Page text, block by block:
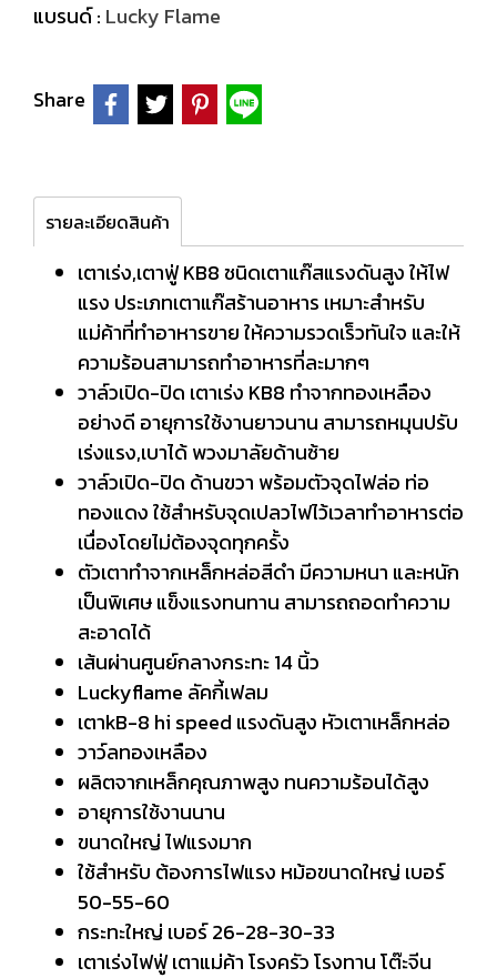
แบรนด์ : Lucky Flame
Share
รายละเอียดสินค้า
เตาเร่ง,เตาฟู่ KB8 ชนิดเตาแก๊สแรงดันสูง ให้ไฟ
แรง ประเภทเตาแก๊สร้านอาหาร เหมาะสำหรับ
แม่ค้าที่ทำอาหารขาย ให้ความรวดเร็วทันใจ และให้
ความร้อนสามารถทำอาหารที่ละมากๆ
วาล์วเปิด-ปิด เตาเร่ง KB8 ทำจากทองเหลือง
อย่างดี อายุการใช้งานยาวนาน สามารถหมุนปรับ
เร่งแรง,เบาได้ พวงมาลัยด้านซ้าย
วาล์วเปิด-ปิด ด้านขวา พร้อมตัวจุดไฟล่อ ท่อ
ทองแดง ใช้สำหรับจุดเปลวไฟไว้เวลาทำอาหารต่อ
เนื่องโดยไม่ต้องจุดทุกครั้ง
ตัวเตาทำจากเหล็กหล่อสีดำ มีความหนา และหนัก
เป็นพิเศษ แข็งแรงทนทาน สามารถถอดทำความ
สะอาดได้
เส้นผ่านศูนย์กลางกระทะ 14 นิ้ว
Luckyflame ลัคกี้เฟลม
เตาkB-8 hi speed แรงดันสูง หัวเตาเหล็กหล่อ
วาว์ลทองเหลือง
ผลิตจากเหล็กคุณภาพสูง ทนความร้อนได้สูง
อายุการใช้งานนาน
ขนาดใหญ่ ไฟแรงมาก
ใช้สำหรับ ต้องการไฟแรง หม้อขนาดใหญ่ เบอร์
50-55-60
กระทะใหญ่ เบอร์ 26-28-30-33
เตาเร่งไฟฟู่ เตาแม่ค้า โรงครัว โรงทาน โต๊ะจีน